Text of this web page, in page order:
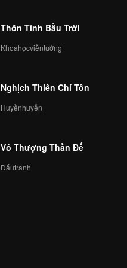
Thôn Tính Bầu Trời
Khoahọcviễntưởng
Nghịch Thiên Chí Tôn
Huyềnhuyễn
Vô Thượng Thần Đế
Đấutranh